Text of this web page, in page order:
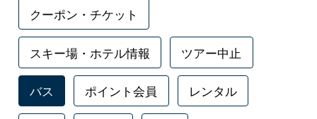
クーポン・チケット
スキー場・ホテル情報 ツアー中止
バス ポイント会員 レンタル